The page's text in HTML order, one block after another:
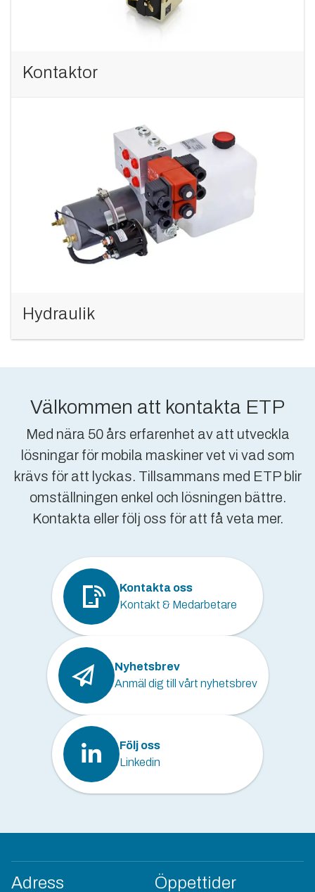
Kontaktor
Hydraulik
Välkommen att kontakta ETP
Med nära 50 års erfarenhet av att utveckla
lösningar för mobila maskiner vet vi vad som
krävs för att lyckas. Tillsammans med ETP blir
omställningen enkel och lösningen bättre.
Kontakta eller följ oss för att få veta mer.
Kontakta oss
Kontakt & Medarbetare
Nyhetsbrev
Anmäl dig till vårt nyhetsbrev
Följ oss
Linkedin
Adress Öppettider